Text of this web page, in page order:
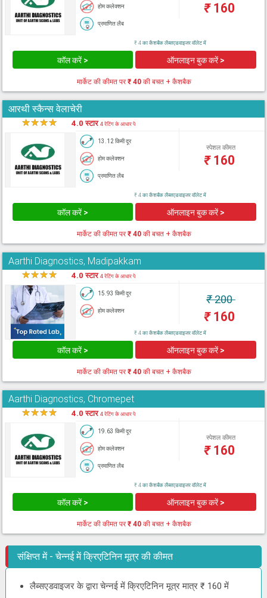
होम कलेक्शन
प्रमाणित लैब
₹160
₹ 4 का कैशबैक लैब्सएडवाइजर वॉलेट में
कॉल करें > ऑनलाइन बुक करें >
मार्केट की कीमत पर₹ 40 की बचत + कैशबैक
आरथी स्कैन्स वेलाचेरी
★★★★ 4.0 स्टार4 रेटिंग के आधार पे
13.12 किमी दूर
होम कलेक्शन
प्रमाणित लैब
स्पेशल कीमत
₹160
₹ 4 का कैशबैक लैब्सएडवाइजर वॉलेट में
कॉल करें > ऑनलाइन बुक करें >
मार्केट की कीमत पर₹ 40 की बचत + कैशबैक
Aarthi Diagnostics, Madipakkam
★★★★ 4.0 स्टार4 रेटिंग के आधार पे
15.93 किमी दूर
होम कलेक्शन
₹200
₹160
₹ 4 का कैशबैक लैब्सएडवाइजर वॉलेट में
कॉल करें > ऑनलाइन बुक करें >
मार्केट की कीमत पर₹ 40 की बचत + कैशबैक
Aarthi Diagnostics, Chromepet
★★★★ 4.0 स्टार4 रेटिंग के आधार पे
19.63 किमी दूर
होम कलेक्शन
प्रमाणित लैब
स्पेशल कीमत
₹160
₹ 4 का कैशबैक लैब्सएडवाइजर वॉलेट में
कॉल करें > ऑनलाइन बुक करें >
मार्केट की कीमत पर₹ 40 की बचत + कैशबैक
संक्षिप्त में - चेन्नई में क्रिएटिनिन मूत्र की कीमत
लैब्सएडवाइजर के द्वारा चेन्नई में क्रिएटिनिन मूत्र मात्र ₹ 160 में